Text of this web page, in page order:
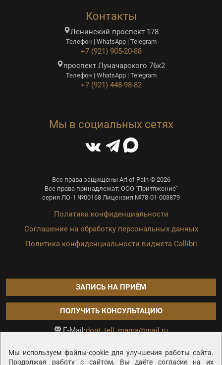
Мы используем файлы-cookie для улучшения работы сайта.
Продолжая работу с сайтом, Вы даёте согласие на их
Контакты
Ленинский проспект 178
Телефон | WhatsApp | Telegram
+7 (921) 905-20-88
проспект Луначарского 76к2
Телефон | WhatsApp | Telegram
+7 (921) 448-98-82
Мы в социальных сетях
Все права защищены Art of Pain © 2026
Все права принадлежат: ООО "Притяжение"
серия ЛО-1 №00168 Лицензия №78-01-003879
Политика конфиденциальности
Соглашение на обработку персональных данных
Политика конфиденциальности виджета Callibri
ЗАПИСЬ НА ПРИЁМ
ПОЛУЧИТЬ КОНСУЛЬТАЦИЮ
E-Mail:dont_tell_mama@mail.ru